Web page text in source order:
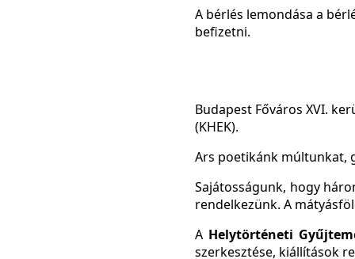
A bérlés lemondása a
befizetni.
Budapest Főváros XVI.
(KHEK).
Ars poetikánk múltunkat,
Sajátosságunk, hogy
rendelkezünk. A
A Helytörténeti
szerkesztése, kiállítások